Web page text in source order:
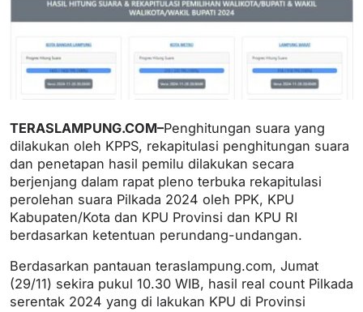
TERASLAMPUNG.COM–Penghitungan suara yang
dilakukan oleh KPPS, rekapitulasi penghitungan suara
dan penetapan hasil pemilu dilakukan secara
berjenjang dalam rapat pleno terbuka rekapitulasi
perolehan suara Pilkada 2024 oleh PPK, KPU
Kabupaten/Kota dan KPU Provinsi dan KPU RI
berdasarkan ketentuan perundang-undangan.
Berdasarkan pantauan teraslampung.com, Jumat
(29/11) sekira pukul 10.30 WIB, hasil real count Pilkada
serentak 2024 yang di lakukan KPU di Provinsi